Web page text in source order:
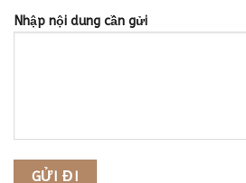
Nhập nội dung cần gửi